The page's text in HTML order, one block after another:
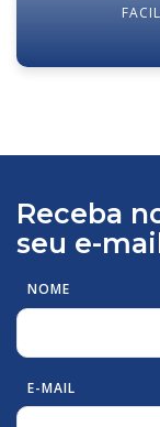
Receba
seu e-
NOME
E-MAIL